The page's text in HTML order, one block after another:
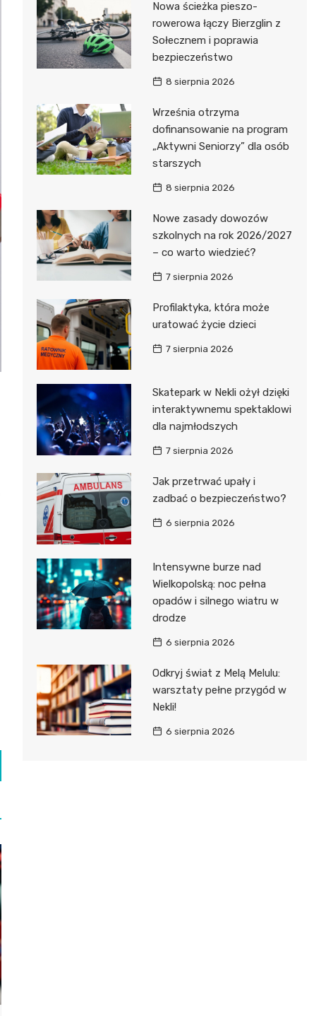
Dzieci Wrzesińskich
Park Miejski im. Dzieci
Wrzesińskich
Amfiteatr im. Anny Jantar
Jump World Września
Wrzesińska Strefa
Aktywności
Pałac w Miłosławiu
Izba Pamięci Reymonta
Rezerwat Czeszewski Las
Nowa ścieżka pieszo-
rowerowa łączy Bierzglin z
Sołecznem i poprawia
bezpieczeństwo
8 sierpnia 2026
Września otrzyma
dofinansowanie na program
„Aktywni Seniorzy” dla osób
starszych
8 sierpnia 2026
Nowe zasady dowozów
szkolnych na rok 2026/2027
– co warto wiedzieć?
7 sierpnia 2026
Profilaktyka, która może
uratować życie dzieci
7 sierpnia 2026
Skatepark w Nekli ożył dzięki
interaktywnemu spektaklowi
dla najmłodszych
7 sierpnia 2026
Jak przetrwać upały i
zadbać o bezpieczeństwo?
6 sierpnia 2026
Intensywne burze nad
Wielkopolską: noc pełna
opadów i silnego wiatru w
drodze
6 sierpnia 2026
Odkryj świat z Melą Melulu:
warsztaty pełne przygód w
Nekli!
6 sierpnia 2026